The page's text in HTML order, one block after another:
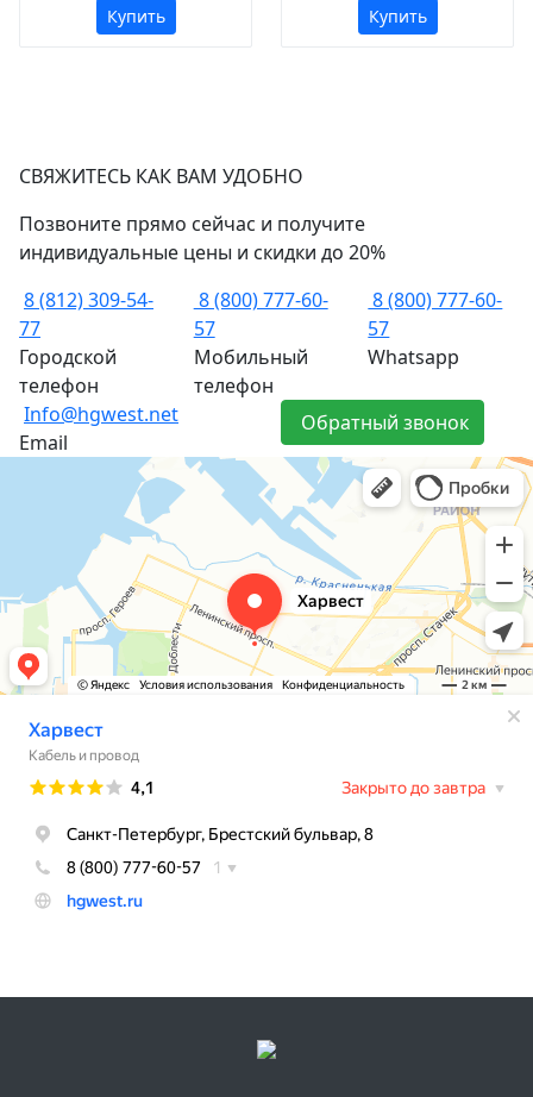
Купить Купить
СВЯЖИТЕСЬ КАК ВАМ УДОБНО
Позвоните прямо сейчас и получите
индивидуальные цены и скидки до 20%
8 (812) 309-54-
77
Городской
телефон
8 (800) 777-60-
57
Мобильный
телефон
8 (800) 777-60-
57
Whatsapp
Info@hgwest.net
Email
Обратный звонок